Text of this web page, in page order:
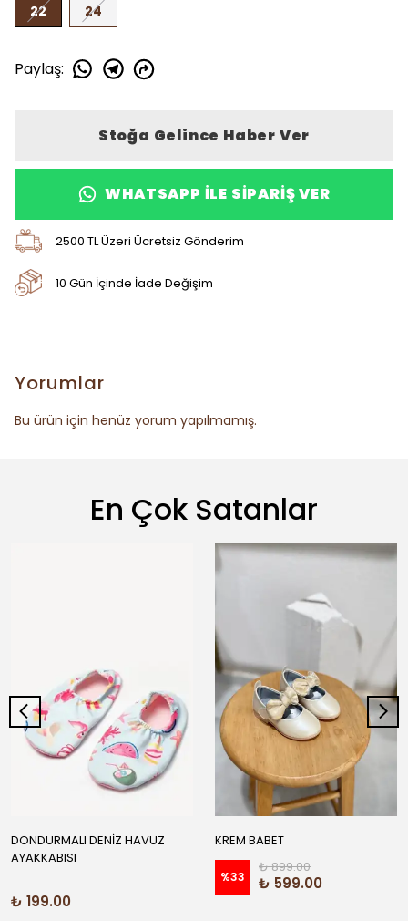
22
24
Paylaş:
Stoğa Gelince Haber Ver
WHATSAPP ILE SIPARIŞ VER
2500 TL Üzeri Ücretsiz Gönderim
10 Gün İçinde İade Değişim
Yorumlar
Bu ürün için henüz yorum yapılmamış.
En Çok Satanlar
DONDURMALI DENİZ HAVUZ
AYAKKABISI
₺ 199.00
KREM BABET
%33
₺ 899.00
₺ 599.00